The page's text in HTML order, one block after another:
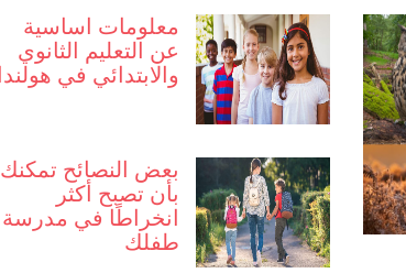
معلومات اساسية
عن التعليم الثانوي
والابتدائي في هولندا
بعض النصائح تمكنك
بأن تصبح أكثر
انخراطًا في مدرسة
طفلك